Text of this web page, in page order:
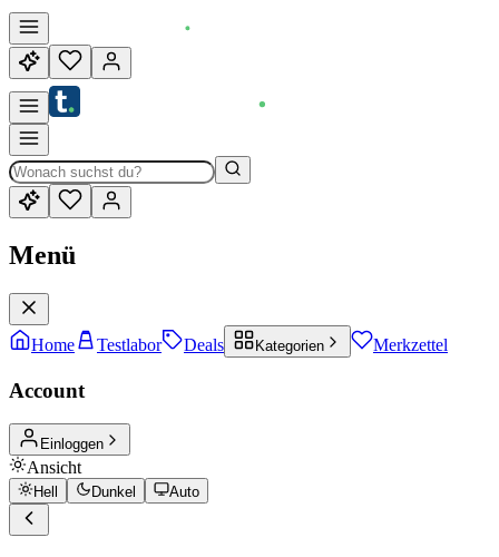
Menü
Home Testlabor Deals Kategorien Merkzettel
Account
Einloggen
Ansicht
Hell Dunkel Auto